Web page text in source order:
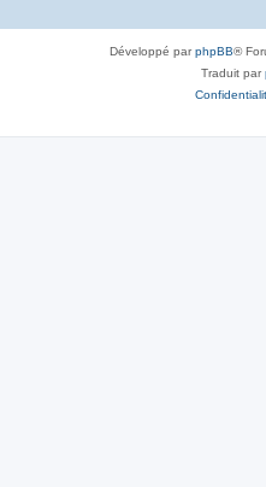
Développé parphpBB®
Traduit par